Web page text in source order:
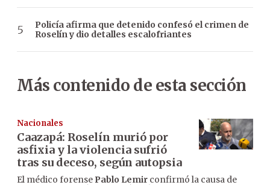
Policía afirma que detenido confesó el crimen de
Roselín y dio detalles escalofriantes
Más contenido de esta sección
Nacionales
Caazapá: Roselín murió por
asfixia y la violencia sufrió
tras su deceso, según autopsia
El médico forense Pablo Lemir confirmó la causa de